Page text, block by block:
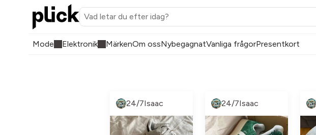
Mode Elektronik MärkenOm ossNybegagnatVanliga frågorPresentkort
24/7Isaac 24/7Isaac